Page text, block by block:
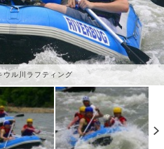
ウル川ラフティング